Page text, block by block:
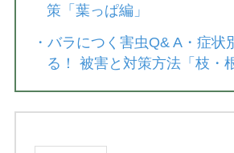
策「葉っぱ編」
・ バラにつく害虫Q& A・症状
る！ 被害と対策方法「枝・